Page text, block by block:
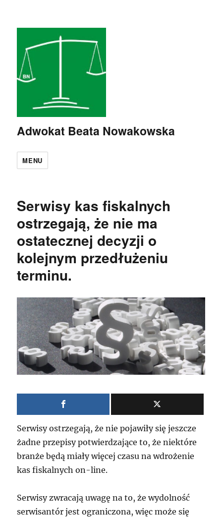
Adwokat Beata Nowakowska
MENU
Serwisy kas fiskalnych
ostrzegają, że nie ma
ostatecznej decyzji o
kolejnym przedłużeniu
terminu.
Serwisy ostrzegają, że nie pojawiły się jeszcze
żadne przepisy potwierdzające to, że niektóre
branże będą miały więcej czasu na wdrożenie
kas fiskalnych on-line.
Serwisy zwracają uwagę na to, że wydolność
serwisantór jest ograniczona, więc może się